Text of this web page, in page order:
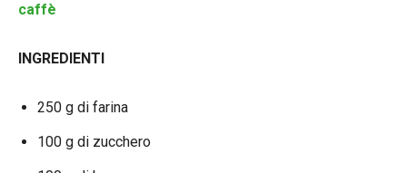
caffè
INGREDIENTI
250 g di farina
100 g di zucchero